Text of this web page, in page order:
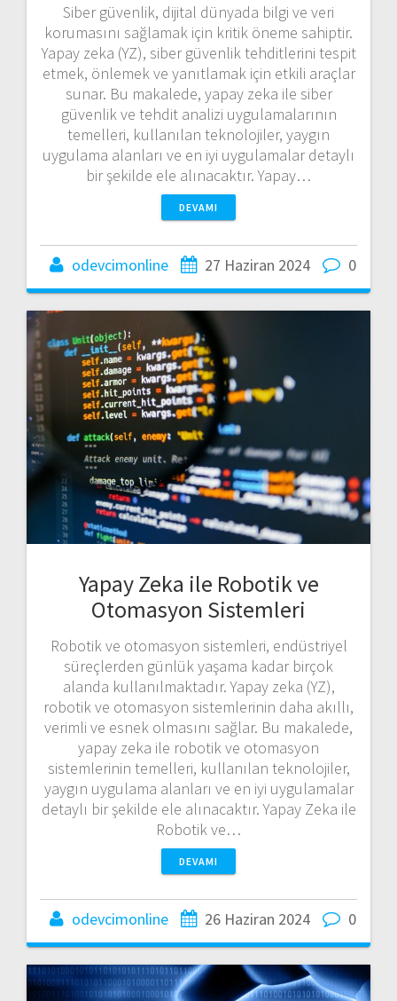
Siber güvenlik, dijital dünyada bilgi ve veri
korumasını sağlamak için kritik öneme sahiptir.
Yapay zeka (YZ), siber güvenlik tehditlerini tespit
etmek, önlemek ve yanıtlamak için etkili araçlar
sunar. Bu makalede, yapay zeka ile siber
güvenlik ve tehdit analizi uygulamalarının
temelleri, kullanılan teknolojiler, yaygın
uygulama alanları ve en iyi uygulamalar detaylı
bir şekilde ele alınacaktır. Yapay…
DEVAMI
odevcimonline 27 Haziran 2024 0
Yapay Zeka ile Robotik ve
Otomasyon Sistemleri
Robotik ve otomasyon sistemleri, endüstriyel
süreçlerden günlük yaşama kadar birçok
alanda kullanılmaktadır. Yapay zeka (YZ),
robotik ve otomasyon sistemlerinin daha akıllı,
verimli ve esnek olmasını sağlar. Bu makalede,
yapay zeka ile robotik ve otomasyon
sistemlerinin temelleri, kullanılan teknolojiler,
yaygın uygulama alanları ve en iyi uygulamalar
detaylı bir şekilde ele alınacaktır. Yapay Zeka ile
Robotik ve…
DEVAMI
odevcimonline 26 Haziran 2024 0